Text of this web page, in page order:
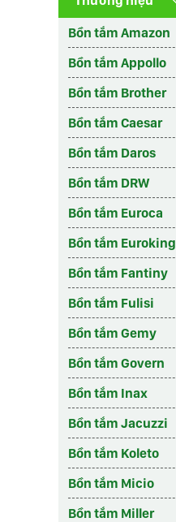
Bồn tắm Amazon
Bồn tắm Appollo
Bồn tắm Brother
Bồn tắm Caesar
Bồn tắm Daros
Bồn tắm DRW
Bồn tắm Euroca
Bồn tắm Euroking
Bồn tắm Fantiny
Bồn tắm Fulisi
Bồn tắm Gemy
Bồn tắm Govern
Bồn tắm Inax
Bồn tắm Jacuzzi
Bồn tắm Koleto
Bồn tắm Micio
Bồn tắm Miller